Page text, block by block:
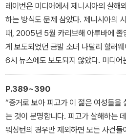
레이번은 미디어에서 제니시아의 살해
하는 방식도 문제 삼았다. 제니시아의
때, 2005년 5월 카리브해 아루바에 졸
게 보도되었던 금발 소녀 나탈리 할러
6시 뉴스에도 보도되지 않았다. 미디어
방송했다. 기자들이 조사하러 그 이국
이번의 딸이 쓰레기통에서 발견되었을
아무도 없었다. 기자 회견도 없었다. 보
“그 애에 대해선 아무도 신경 쓰지 않았
P.389~390
“증거로 보아 피고가 이 젊은 여성들을
는 것이 분명합니다. 피고가 살해하는
워싱턴의 경우만 제외하면 모든 사건